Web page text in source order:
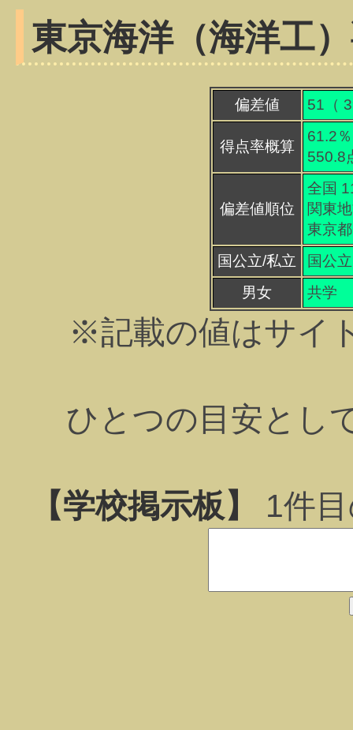
東京海洋（海洋工）
偏差値 51（ 3
得点率概算
61.2％
550.8
偏差値順位
全国
関東
東京
国公立/私立
国公立
男女
共学
※記載の値はサイ
ひとつの目安とし
【学校掲示板】 1件